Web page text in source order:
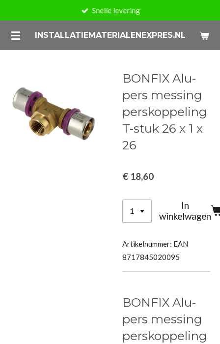
naar
de
INSTALLATIEMATERIALENEXPRES.NL
Snelle levering
BONFIX Alu-
pers messing
perskoppeling
T-stuk 26 x 1 x
26
€ 18,60
In
winkelwagen
Artikelnummer: EAN
8717845020095
BONFIX Alu-
pers messing
perskoppeling